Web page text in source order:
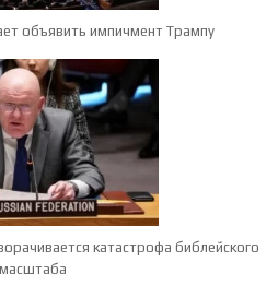
объявить импичмент Трампу
катастрофа библейского
масштаба